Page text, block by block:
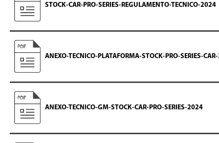
STOCK-CAR-PRO-SERIES-REGULAMENTO-TECNICO-2024
ANEXO-TECNICO-PLATAFORMA-STOCK-PRO-SERIES-
ANEXO-TECNICO-GM-STOCK-CAR-PRO-SERIES-2024